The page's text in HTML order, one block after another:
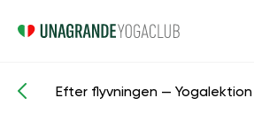
Færdiglavede lektioner Rejse
Efter flyvningen —